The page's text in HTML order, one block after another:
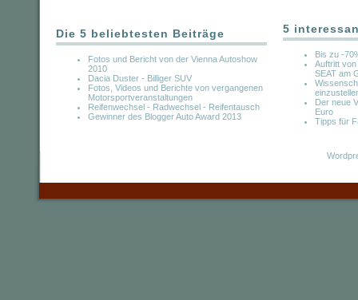
Die 5 beliebtesten Beiträge
Fotos und Bericht von der Vienna Autoshow
2010
Dacia Duster - Billiger SUV
Fotos, Videos und Berichte von vergangenen
Motorsportveranstaltungen
Reifenwechsel - Radwechsel - Reifentausch
Gewinner des Blogger Auto Award 2013
5
Bis zu -
Auftritt
SEAT am
Der neue
Euro
Tipps für